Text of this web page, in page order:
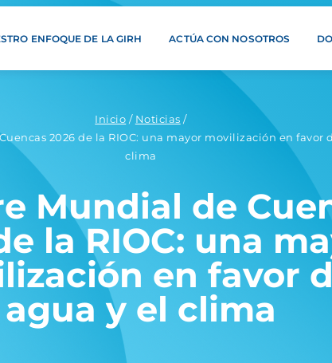
ENFOQUE DE LA GIRH ACTÚA CON NOSOTROS
Inicio / Noticias /
2026 de la RIOC: una mayor movilización en favor
clima
Mundial de
la RIOC: una
en favor
agua y el clima